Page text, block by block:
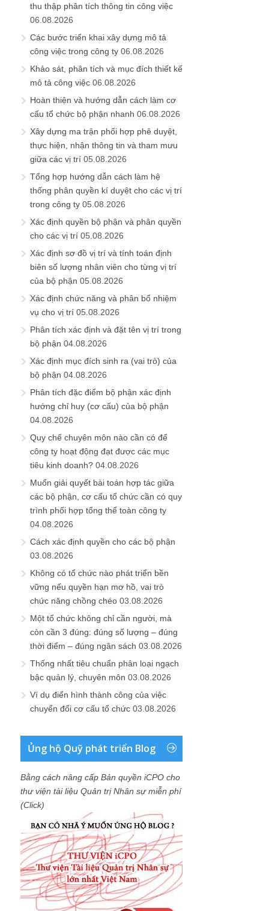
thu thập phân tích thông tin công việc
06.08.2026
Các bước triển khai xây dựng mô tả
công việc trong công ty 06.08.2026
Khảo sát, phân tích và mục đích thiết kế
mô tả công việc 06.08.2026
Hoàn thiện và hướng dẫn cách làm cơ
cấu tổ chức bộ phận nhanh 06.08.2026
Xây dựng ma trận phối hợp phê duyệt,
thực hiện, nhận thông tin và tham mưu
giữa các vị trí 05.08.2026
Tổng hợp hướng dẫn cách làm hệ
thống phân quyền kí duyệt cho các vị trí
trong công ty 05.08.2026
Xác định quyền bộ phận và phân quyền
cho các vị trí 05.08.2026
Xác định sơ đồ vị trí và tính toán định
biên số lượng nhân viên cho từng vị trí
của bộ phận 05.08.2026
Xác định chức năng và phân bổ nhiệm
vụ cho vị trí 05.08.2026
Phân tích xác định và đặt tên vị trí trong
bộ phận 04.08.2026
Xác định mục đích sinh ra (vai trò) của
bộ phận 04.08.2026
Phân tích đặc điểm bộ phận xác định
hướng chỉ huy (cơ cấu) của bộ phận
04.08.2026
Quy chế chuyên môn nào cần có để
công ty hoạt động đạt được các mục
tiêu kinh doanh? 04.08.2026
Muốn giải quyết bài toán hợp tác giữa
các bộ phận, cơ cấu tổ chức cần có quy
trình phối hợp tổng thể toàn công ty
04.08.2026
Cách xác định quyền cho các bộ phận
03.08.2026
Không có tổ chức nào phát triển bền
vững nếu quyền hạn mơ hồ, vai trò
chức năng chồng chéo 03.08.2026
Một tổ chức không chỉ cần người, mà
còn cần 3 đúng: đúng số lượng – đúng
thời điểm – đúng ngân sách 03.08.2026
Thống nhất tiêu chuẩn phân loại ngạch
bậc quản lý, chuyên môn 03.08.2026
Ví dụ điển hình thành công của việc
chuyển đổi cơ cấu tổ chức 03.08.2026
Ủng hộ Quỹ phát triển Blog
Bằng cách nâng cấp Bản quyền iCPO cho
thư viện tài liệu Quản trị Nhân sự miễn phí
(Click)